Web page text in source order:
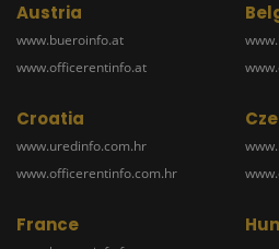
Austria
www.bueroinfo.at
www.officerentinfo.at
Croatia
www.uredinfo.com.hr
www.officerentinfo.com.hr
France